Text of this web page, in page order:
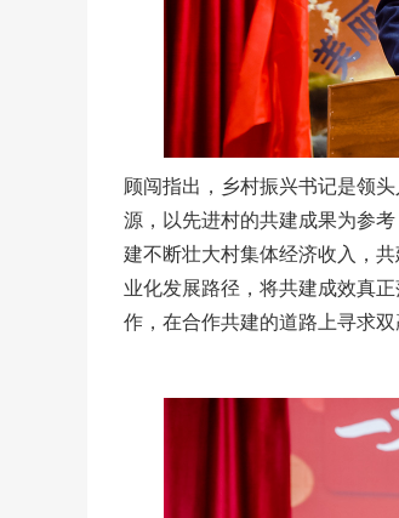
顾闯指出，乡村振兴书记是领
源，以先进村的共建成果为参
建不断壮大村集体经济收入，
业化发展路径，将共建成效真
作，在合作共建的道路上寻求双